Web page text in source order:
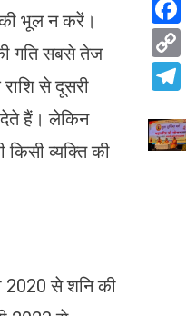
की भूल न करें।
की गति सबसे तेज
से दूसरी
देते हैं। लेकिन
किसी व्यक्ति की
2020 से शनि की